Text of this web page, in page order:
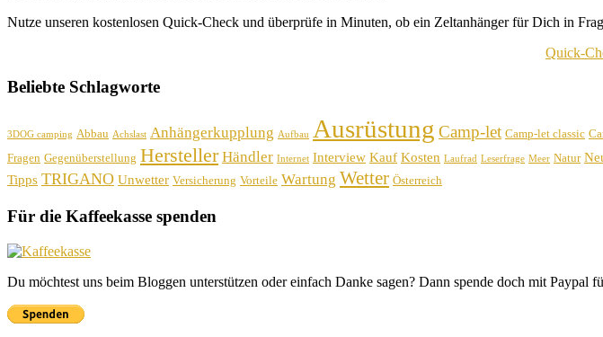
Nutze unseren kostenlosen Quick-Check und überprüfe in Minuten, ob ein Zeltanhänger für Dich in
Quick-
Beliebte Schlagworte
3DOG camping Abbau Achslast Anhängerkupplung Aufbau Ausrüstung Camp-let Camp-let classic
Fragen Gegenüberstellung Hersteller Händler Internet Interview Kauf Kosten Laufrad Leserfrage Meer Natur
Tipps TRIGANO Unwetter Versicherung Vorteile Wartung Wetter Österreich
Für die Kaffeekasse spenden
Du möchtest uns beim Bloggen unterstützen oder einfach Danke sagen? Dann spende doch mit Paypal